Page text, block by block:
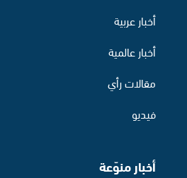
أخبار عربية
أخبار عالمية
مقالات رأي
فيديو
أخبار منوّعة